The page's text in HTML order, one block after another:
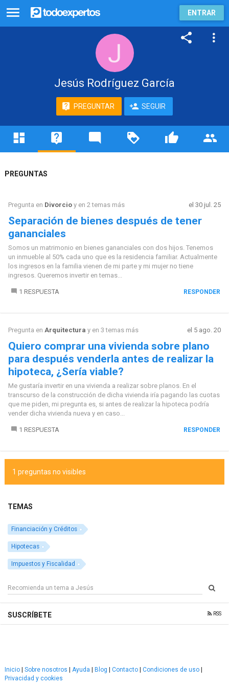
ENTRAR
Jesús Rodríguez García
PREGUNTAR SEGUIR
PREGUNTAS
Pregunta en Divorcioy en 2 temas más el 30 jul. 25
Separación de bienes después de tener
gananciales
Somos un matrimonio en bienes gananciales con dos hijos. Tenemos
un inmueble al 50% cada uno que es la residencia familiar. Actualmente
los ingresos en la familia vienen de mi parte y mi mujer no tiene
ingresos. Queremos invertir en temas...
1 RESPUESTA RESPONDER
Pregunta en Arquitectura y en 3 temas más el 5 ago. 20
Quiero comprar una vivienda sobre plano
para después venderla antes de realizar la
hipoteca, ¿Sería viable?
Me gustaría invertir en una vivienda a realizar sobre planos. En el
transcurso de la construcción de dicha vivienda iría pagando las cuotas
que me piden, mi pregunta es, si antes de realizar la hipoteca podría
vender dicha vivienda nueva y en caso...
1 RESPUESTA RESPONDER
1 preguntas no visibles
TEMAS
Financiación y Créditos
Hipotecas
Impuestos y Fiscalidad
SUSCRÍBETE RSS
Inicio | Sobre nosotros | Ayuda | Blog | Contacto | Condiciones de uso |
Privacidad y cookies